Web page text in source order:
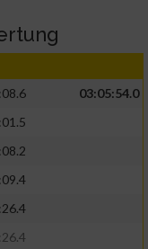
03:05:54.0